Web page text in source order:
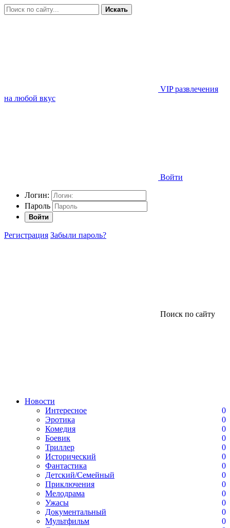
Искать
VIP развлечения
на любой вкус
Войти
Логин:
Пароль
Войти
Регистрация Забыли пароль?
Поиск по сайту
Новости
Интересное
0
Эротика
0
Комедия
0
Боевик
0
Триллер
0
Исторический
0
Фантастика
0
Детский/Семейный
0
Приключения
0
Мелодрама
0
Ужасы
0
Документальный
0
Мультфильм
0